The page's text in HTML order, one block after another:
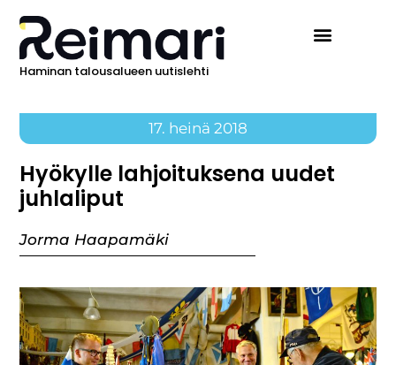
Haminan talousalueen uutislehti
17. heinä 2018
Hyökylle lahjoituksena uudet
juhlaliput
Jorma Haapamäki